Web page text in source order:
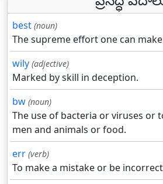
best (noun)
The supreme effort one can
wily (adjective)
Marked by skill in deception.
bw (noun)
The use of bacteria or viruses or
men and animals or food.
err (verb)
To make a mistake or be